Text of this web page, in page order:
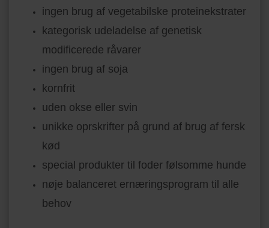
ingen brug af vegetabilske proteinekstrater
kategorisk udeladelse af genetisk
modificerede råvarer
ingen brug af soja
kornfrit
uden okse eller svin
unikke oprskrifter på grund af brug af fersk
kød
special produkter til foder følsomme hunde
nøje balanceret ernæringsprogram til alle
behov